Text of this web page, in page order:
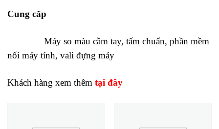
Cung cấp
Máy so màu cầm tay, tấm chuẩn, phần mềm
nối máy tính, vali đựng máy
Khách hàng xem thêm tại đây